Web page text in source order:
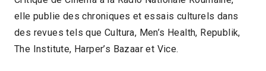
elle publie des chroniques et essais culturels dans
des revues tels que Cultura, Men’s Health, Republik,
The Institute, Harper’s Bazaar et Vice.